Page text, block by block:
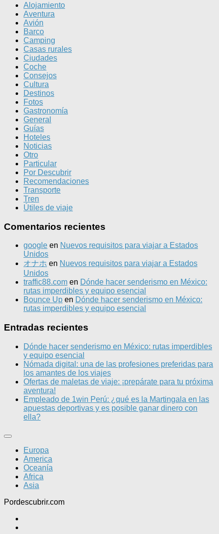
Alojamiento
Aventura
Avión
Barco
Camping
Casas rurales
Ciudades
Coche
Consejos
Cultura
Destinos
Fotos
Gastronomía
General
Guías
Hoteles
Noticias
Otro
Particular
Por Descubrir
Recomendaciones
Transporte
Tren
Útiles de viaje
Comentarios recientes
google en Nuevos requisitos para viajar a Estados
Unidos
オナホ en Nuevos requisitos para viajar a Estados
Unidos
traffic88.com en Dónde hacer senderismo en México:
rutas imperdibles y equipo esencial
Bounce Up en Dónde hacer senderismo en México:
rutas imperdibles y equipo esencial
Entradas recientes
Dónde hacer senderismo en México: rutas imperdibles
y equipo esencial
Nómada digital: una de las profesiones preferidas para
los amantes de los viajes
Ofertas de maletas de viaje: ¡prepárate para tu próxima
aventura!
Empleado de 1win Perú: ¿qué es la Martingala en las
apuestas deportivas y es posible ganar dinero con
ella?
Europa
America
Oceanía
Africa
Asia
Pordescubrir.com